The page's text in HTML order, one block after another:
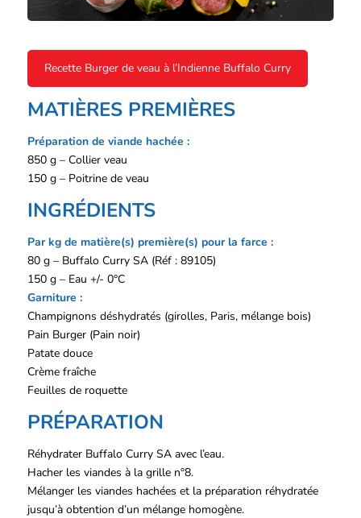
Recette Burger de veau à l’Indienne Buffalo Curry
MATIÈRES PREMIÈRES
Préparation de viande hachée :
850 g – Collier veau
150 g – Poitrine de veau
INGRÉDIENTS
Par kg de matière(s) première(s) pour la farce :
80 g – Buffalo Curry SA (Réf : 89105)
150 g – Eau +/- 0°C
Garniture :
Champignons déshydratés (girolles, Paris, mélange bois)
Pain Burger (Pain noir)
Patate douce
Crème fraîche
Feuilles de roquette
PRÉPARATION
Réhydrater Buffalo Curry SA avec l’eau.
Hacher les viandes à la grille n°8.
Mélanger les viandes hachées et la préparation réhydratée
jusqu’à obtention d’un mélange homogène.